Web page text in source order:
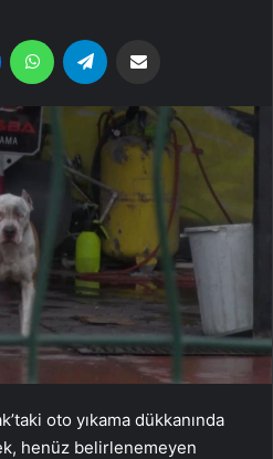
MessengerWhatsApp
oto yıkama dükkanında
henüz belirlenemeyen